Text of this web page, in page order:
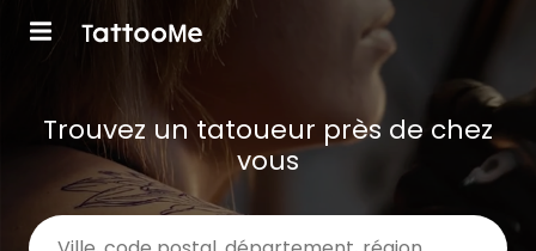
Trouvez un tatoueur près de chez
vous